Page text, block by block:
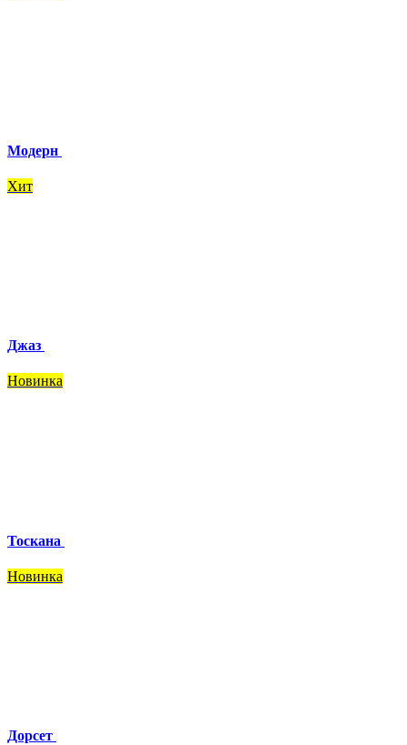
Модерн
Хит
Джаз
Новинка
Тоскана
Новинка
Дорсет